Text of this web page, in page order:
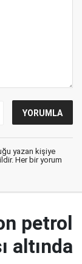
yazan kişiye
Her bir yorum
petrol
altında